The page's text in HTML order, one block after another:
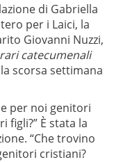
di Gabriella
per i Laici, la
Giovanni Nuzzi,
catecumenali
scorsa settimana
per noi genitori
È stata la
“Che trovino
cristiani?